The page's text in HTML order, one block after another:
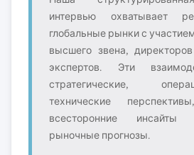
интервью охватывает
глобальные рынки с
высшего звена,
экспертов. Эти
стратегические,
технические
всесторонние
рыночные прогнозы.